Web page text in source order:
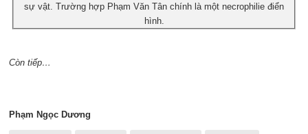
sự vật. Trường hợp Phạm Văn Tân chính là một necrophilie điển
hình.
Còn tiếp…
Phạm Ngọc Dương